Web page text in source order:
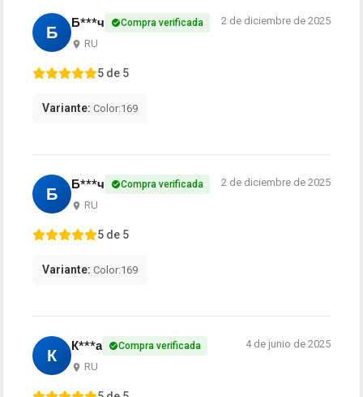
Б Б***ч Compra verificada
RU
2 de diciembre de 2025
5 de 5
Variante: Color:169
Б Б***ч Compra verificada
RU
2 de diciembre de 2025
5 de 5
Variante: Color:169
К К***а Compra verificada
RU
4 de junio de 2025